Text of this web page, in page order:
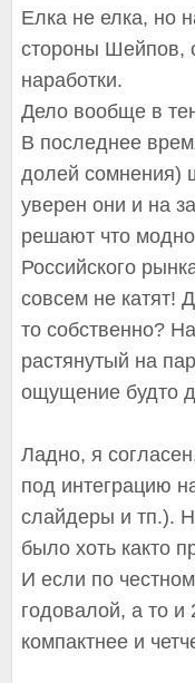
Елка не елка, но
стороны Шейпов,
наработки.
Дело вообще в
В последнее
долей сомнения)
уверен они и на
решают что модно
Российского
совсем не катят!
то собственно?
растянутый на
ощущение будто
Ладно, я
под интеграцию
слайдеры и тп.).
было хоть както
И если по
годовалой, а то
компактнее и